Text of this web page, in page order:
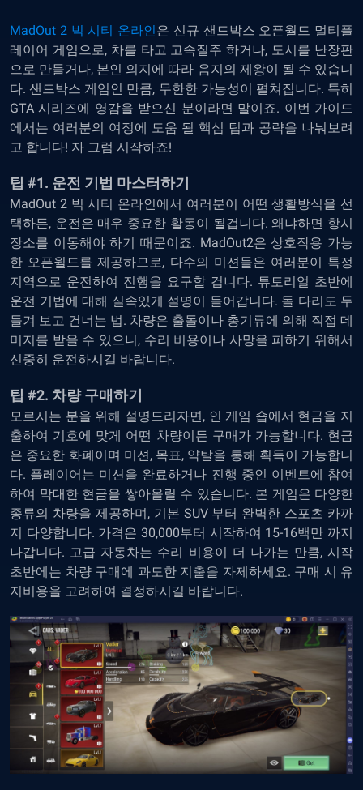
MadOut 2 빅 시티 온라인은 신규 샌드박스 오픈월드 멀티플
레이어 게임으로, 차를 타고 고속질주 하거나, 도시를 난장판
으로 만들거나, 본인 의지에 따라 음지의 제왕이 될 수 있습니
다. 샌드박스 게임인 만큼, 무한한 가능성이 펼쳐집니다. 특히
GTA 시리즈에 영감을 받으신 분이라면 말이죠. 이번 가이드
에서는 여러분의 여정에 도움 될 핵심 팁과 공략을 나눠보려
고 합니다! 자 그럼 시작하죠!
팁 #1. 운전 기법 마스터하기
MadOut 2 빅 시티 온라인에서 여러분이 어떤 생활방식을 선
택하든, 운전은 매우 중요한 활동이 될겁니다. 왜냐하면 항시
장소를 이동해야 하기 때문이죠. MadOut2은 상호작용 가능
한 오픈월드를 제공하므로, 다수의 미션들은 여러분이 특정
지역으로 운전하여 진행을 요구할 겁니다. 튜토리얼 초반에
운전 기법에 대해 실속있게 설명이 들어갑니다. 돌 다리도 두
들겨 보고 건너는 법. 차량은 출돌이나 총기류에 의해 직접 데
미지를 받을 수 있으니, 수리 비용이나 사망을 피하기 위해서
신중히 운전하시길 바랍니다.
팁 #2. 차량 구매하기
모르시는 분을 위해 설명드리자면, 인 게임 숍에서 현금을 지
출하여 기호에 맞게 어떤 차량이든 구매가 가능합니다. 현금
은 중요한 화폐이며 미션, 목표, 약탈을 통해 획득이 가능합니
다. 플레이어는 미션을 완료하거나 진행 중인 이벤트에 참여
하여 막대한 현금을 쌓아올릴 수 있습니다. 본 게임은 다양한
종류의 차량을 제공하며, 기본 SUV 부터 완벽한 스포츠 카까
지 다양합니다. 가격은 30,000부터 시작하여 15-16백만 까지
나갑니다. 고급 자동차는 수리 비용이 더 나가는 만큼, 시작
초반에는 차량 구매에 과도한 지출을 자제하세요. 구매 시 유
지비용을 고려하여 결정하시길 바랍니다.